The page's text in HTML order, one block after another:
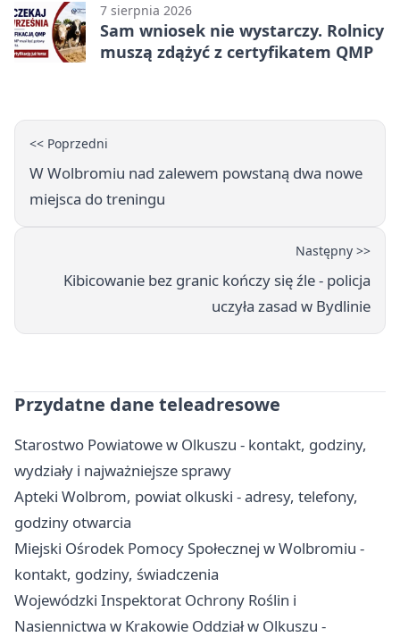
7 sierpnia 2026
Sam wniosek nie wystarczy. Rolnicy
muszą zdążyć z certyfikatem QMP
<< Poprzedni
W Wolbromiu nad zalewem powstaną dwa nowe
miejsca do treningu
Następny >>
Kibicowanie bez granic kończy się źle - policja
uczyła zasad w Bydlinie
Przydatne dane teleadresowe
Starostwo Powiatowe w Olkuszu - kontakt, godziny,
wydziały i najważniejsze sprawy
Apteki Wolbrom, powiat olkuski - adresy, telefony,
godziny otwarcia
Miejski Ośrodek Pomocy Społecznej w Wolbromiu -
kontakt, godziny, świadczenia
Wojewódzki Inspektorat Ochrony Roślin i
Nasiennictwa w Krakowie Oddział w Olkuszu -